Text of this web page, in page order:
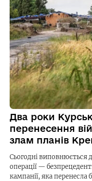
Два роки
перенесення
злам планів
Сьогодні виповнюється
операції —
кампанії, яка перенесла